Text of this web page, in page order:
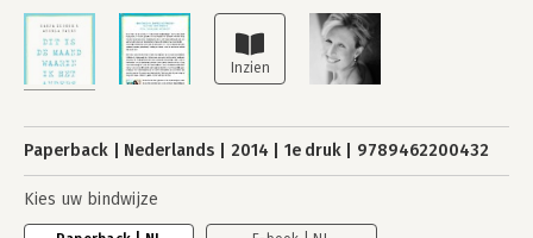
Paperback Nederlands 2014 1e druk 9789462200432
Kies uw bindwijze